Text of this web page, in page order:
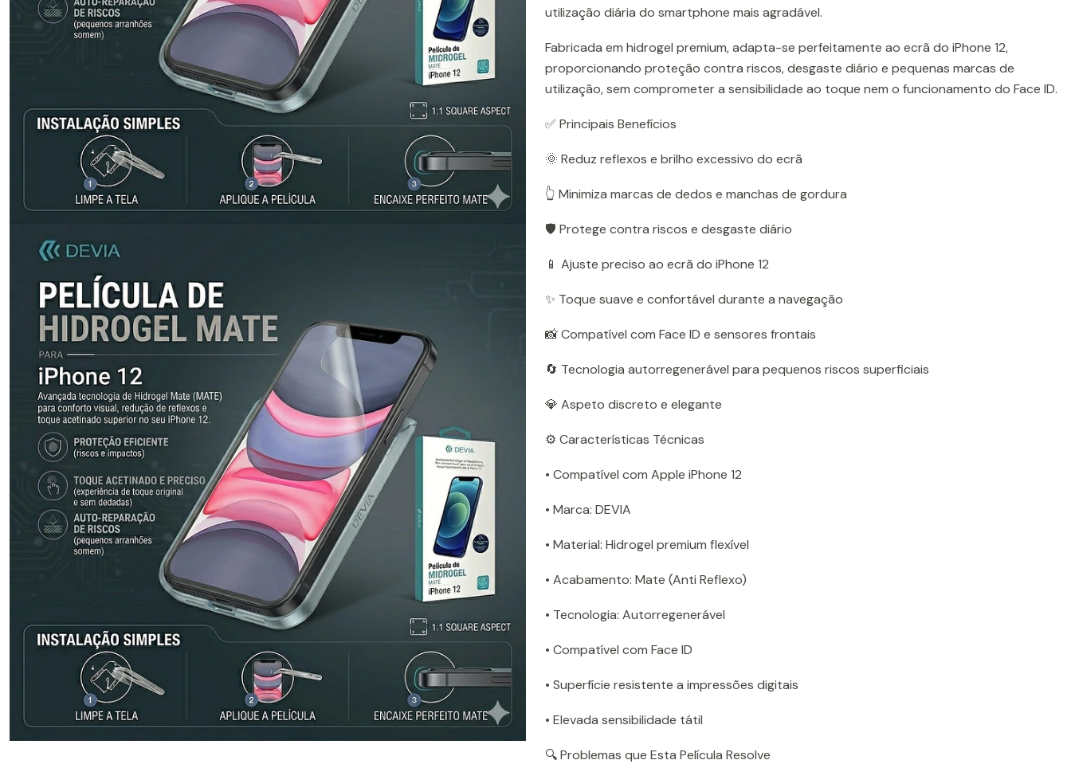
utilização diária do smartphone mais agradável.
Fabricada em hidrogel premium, adapta-se perfeitamente ao ecrã do iPhone 12,
proporcionando proteção contra riscos, desgaste diário e pequenas marcas de
utilização, sem comprometer a sensibilidade ao toque nem o funcionamento do Face ID.
✅ Principais Benefícios
🌞 Reduz reflexos e brilho excessivo do ecrã
👆 Minimiza marcas de dedos e manchas de gordura
🛡️ Protege contra riscos e desgaste diário
📱 Ajuste preciso ao ecrã do iPhone 12
✨ Toque suave e confortável durante a navegação
📸 Compatível com Face ID e sensores frontais
🔄 Tecnologia autorregenerável para pequenos riscos superficiais
💎 Aspeto discreto e elegante
⚙️ Características Técnicas
• Compatível com Apple iPhone 12
• Marca: DEVIA
• Material: Hidrogel premium flexível
• Acabamento: Mate (Anti Reflexo)
• Tecnologia: Autorregenerável
• Compatível com Face ID
• Superfície resistente a impressões digitais
• Elevada sensibilidade tátil
🔍 Problemas que Esta Película Resolve